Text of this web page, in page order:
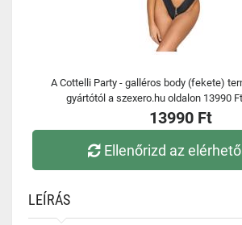
A Cottelli Party - galléros body (fekete)
gyártótól a szexero.hu oldalon 13990
13990 Ft
Ellenőrizd az
LEÍRÁS